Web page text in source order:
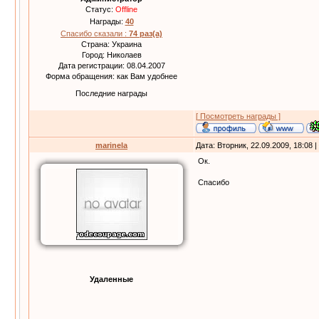
Статус: Offline
Награды: 40
Спасибо сказали : 74 раз(а)
Страна: Украина
Город: Николаев
Дата регистрации: 08.04.2007
Форма обращения: как Вам удобнее
Последние награды
[ Посмотреть награды ]
marinela Дата: Вторник, 22.09.2009, 18:08
Удаленные
Ок.
Спасибо